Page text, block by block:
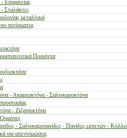
Επιφανείας
Σταλάκτες
μεταλλικά
ποτίσματος
Προιόντα
- Ακαρεοκτόνα - Σαλιγκαροκτόνα
- Ζιζανιοκτόνα
Ορμόνες
- Σαλιγκαροπαγίδες - Παγίδες ερπετών -
για απεντομώσεις